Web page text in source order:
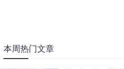
本周热门文章